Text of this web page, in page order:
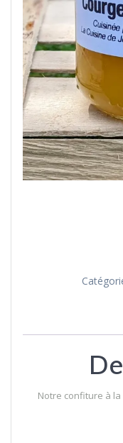
Notre confiture à